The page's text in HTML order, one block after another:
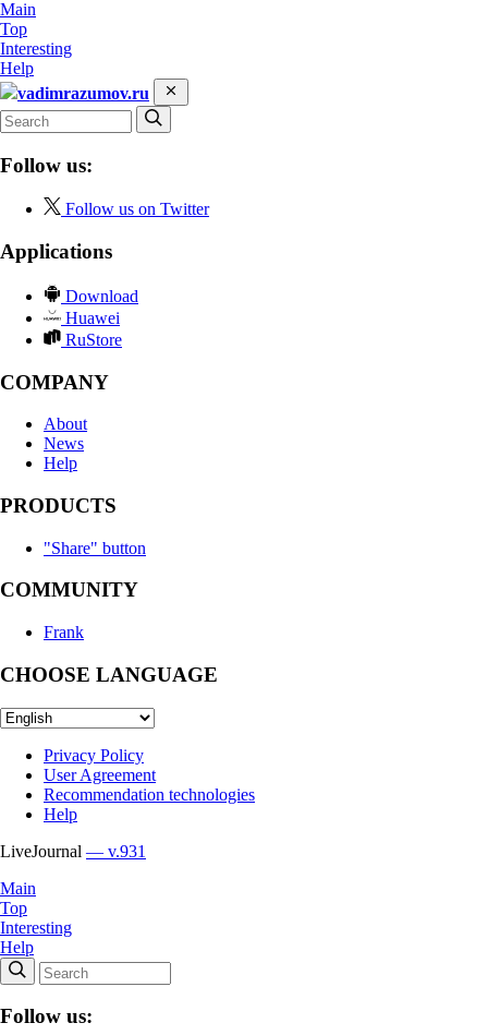
Main
Top
Interesting
Help
vadimrazumov.ru
Follow us:
Follow us on Twitter
Applications
Download
Huawei
RuStore
COMPANY
About
News
Help
PRODUCTS
"Share" button
COMMUNITY
Frank
CHOOSE LANGUAGE
Privacy Policy
User Agreement
Recommendation technologies
Help
LiveJournal — v.931
Main
Top
Interesting
Help
Follow us: